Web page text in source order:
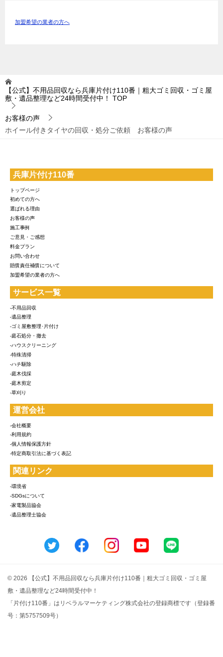
加盟希望の業者の方へ
【公式】不用品回収なら兵庫片付け110番｜粗大ゴミ回収・ゴミ屋
敷・遺品整理など24時間受付中！
TOP
お客様の声
ホイール付きタイヤの回収・処分ご依頼 お客様の声
兵庫片付け110番
トップページ
初めての方へ
選ばれる理由
お客様の声
施工事例
ご意見・ご感想
料金プラン
お問い合わせ
賠償責任補償について
加盟希望の業者の方へ
サービス一覧
-不用品回収
-遺品整理
-ゴミ屋敷整理･片付け
-庭石処分・撤去
-ハウスクリーニング
-特殊清掃
-ハチ駆除
-庭木伐採
-庭木剪定
-草刈り
運営会社
-会社概要
-利用規約
-個人情報保護方針
-特定商取引法に基づく表記
関連リンク
-環境省
-SDGsについて
-家電製品協会
-遺品整理士協会
© 2026 【公式】不用品回収なら兵庫片付け110番｜粗大ゴミ回収・ゴミ屋
敷・遺品整理など24時間受付中！
「片付け110番」はリベラルマーケティング株式会社の登録商標です（登録番
号：第5757509号）